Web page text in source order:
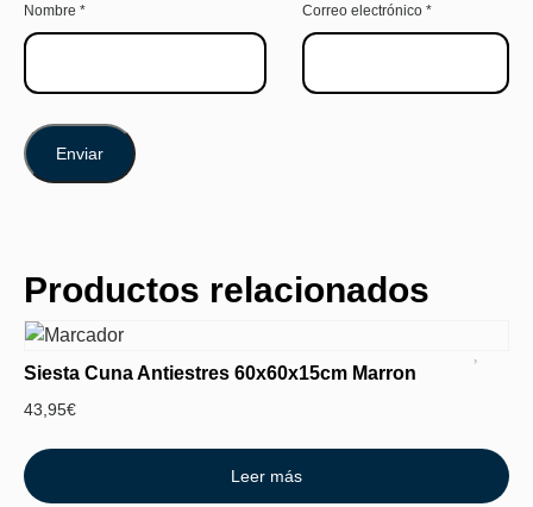
Nombre * Correo electrónico *
Productos relacionados
Siesta Cuna Antiestres 60x60x15cm Marron
43,95€
Leer más